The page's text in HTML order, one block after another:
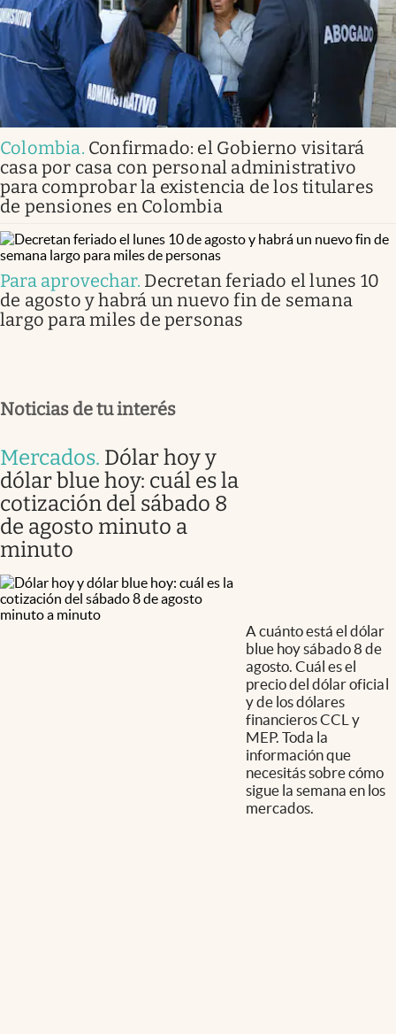
Colombia. Confirmado: el Gobierno visitará
casa por casa con personal administrativo
para comprobar la existencia de los titulares
de pensiones en Colombia
Para aprovechar. Decretan feriado el lunes 10
de agosto y habrá un nuevo fin de semana
largo para miles de personas
Noticias de tu interés
Mercados. Dólar hoy y
dólar blue hoy: cuál es la
cotización del sábado 8
de agosto minuto a
minuto
A cuánto está el dólar
blue hoy sábado 8 de
agosto. Cuál es el
precio del dólar oficial
y de los dólares
financieros CCL y
MEP. Toda la
información que
necesitás sobre cómo
sigue la semana en los
mercados.